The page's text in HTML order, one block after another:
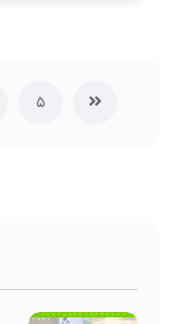
۵